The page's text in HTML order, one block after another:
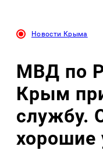
Новости Крыма
МВД по
Крым
службу.
хорошие